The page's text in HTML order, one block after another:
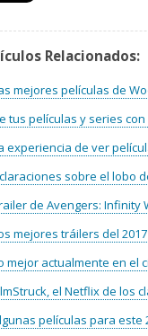
Relacionados:
mejores películas de
tus películas y series
experiencia de ver
sobre el lobo
de Avengers: Infinity
mejores tráilers del 2017
mejor actualmente en el
el Netflix de los
películas para este